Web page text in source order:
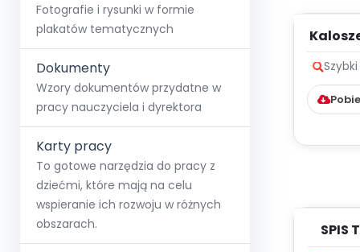
Fotografie i rysunki w formie
plakatów tematycznych
Dokumenty
Wzory dokumentów przydatne w
pracy nauczyciela i dyrektora
Karty pracy
To gotowe narzędzia do pracy z
dziećmi, które mają na celu
wspieranie ich rozwoju w różnych
obszarach.
SPIS